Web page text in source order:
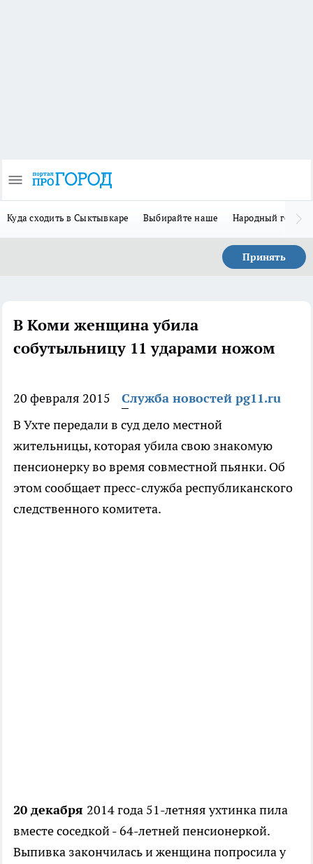
Куда сходить в Сыктывкаре Выбирайте наше Народный герой-
Принять
В Коми женщина убила
собутыльницу 11 ударами ножом
20 февраля 2015
Служба новостей pg11.ru
В Ухте передали в суд дело местной
жительницы, которая убила свою знакомую
пенсионерку во время совместной пьянки. Об
этом сообщает пресс-служба республиканского
следственного комитета.
20 декабря 2014 года 51-летняя ухтинка пила
вместе соседкой - 64-летней пенсионеркой.
Выпивка закончилась и женщина попросила у